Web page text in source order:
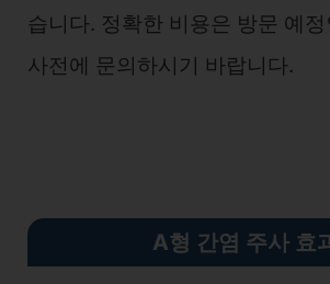
습니다. 정확한 비용은 방문 예
사전에 문의하시기 바랍니다.
A형 간염 주사 효